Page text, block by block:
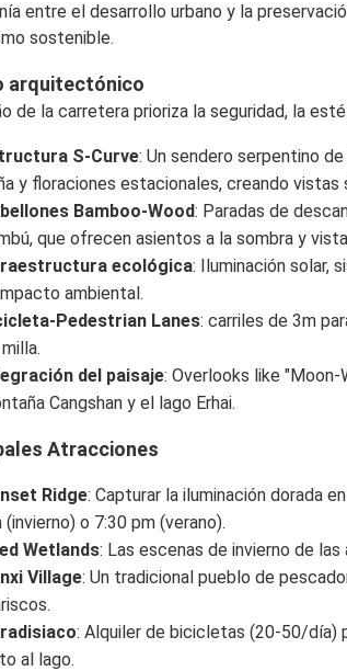
entre el desarrollo urbano y la
sostenible.
arquitectónico
de la carretera prioriza la seguridad, la
S-Curve: Un sendero serpentino
y floraciones estacionales, creando vistas
Bamboo-Wood: Paradas de
que ofrecen asientos a la sombra y
ecológica: Iluminación solar,
ambiental.
Pedestrian Lanes: carriles de 3m
del paisaje: Overlooks like
Cangshan y el lago Erhai.
Atracciones
Ridge: Capturar la iluminación dorada
(invierno) o 7:30 pm (verano).
Wetlands: Las escenas de invierno de
Village: Un tradicional pueblo de
: Alquiler de bicicletas (20-50/día)
al lago.